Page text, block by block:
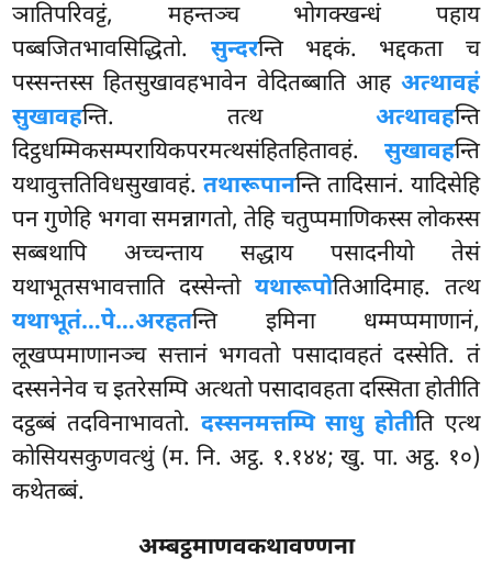
ञातिपरिवट्टं, महन्तञ्च भोगक्खन्धं पहाय
पब्बजितभावसिद्धितो. सुन्दरन्ति भद्दकं. भद्दकता च
पस्सन्तस्स हितसुखावहभावेन वेदितब्बाति आह अत्थावहं
सुखावहन्ति. तत्थ अत्थावहन्ति
दिट्ठधम्मिकसम्परायिकपरमत्थसंहितहितावहं. सुखावहन्ति
यथावुत्ततिविधसुखावहं.तथारूपानन्ति तादिसानं. यादिसेहि
पन गुणेहि भगवा समन्नागतो, तेहि चतुप्पमाणिकस्स लोकस्स
सब्बथापि अच्चन्ताय सद्धाय पसादनीयो तेसं
यथाभूतसभावत्ताति दस्सेन्तो यथारूपोतिआदिमाह. तत्थ
यथाभूतं…पे…अरहतन्ति इमिना धम्मप्पमाणानं,
लूखप्पमाणानञ्च सत्तानं भगवतो पसादावहतं दस्सेति. तं
दस्सनेनेव च इतरेसम्पि अत्थतो पसादावहता दस्सिता होतीति
दट्ठब्बं तदविनाभावतो. दस्सनमत्तम्पि साधु होतीति एत्थ
कोसियसकुणवत्थुं (म. नि. अट्ठ. १.१४४; खु. पा. अट्ठ. १०)
कथेतब्बं.
अम्बट्ठमाणवकथावण्णना